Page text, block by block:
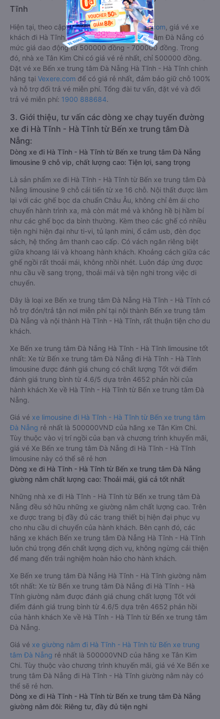
Tĩnh
Hiện tại, theo cập nhật mới nhất củaVexere.com , giá vé xe
khách đi Hà Tĩnh - Hà Tĩnh từ Bến xe trung tâm Đà Nẵng có
mức giá dao động từ 500000 đồng - 700000 đồng. Trong
đó, nhà xe Tân Kim Chi có giá vé rẻ nhất, chỉ 500000 đồng.
Đặt vé xe Bến xe trung tâm Đà Nẵng Hà Tĩnh - Hà Tĩnh chính
hãng tại Vexere.com để có giá rẻ nhất, đảm bảo giữ chỗ 100%
và hỗ trợ đổi trả vé miễn phí. Tổng đài tư vấn, đặt vé và đổi
trả vé miễn phí: 1900 888684.
3. Giới thiệu, tư vấn các dòng xe chạy tuyến đường
xe đi Hà Tĩnh - Hà Tĩnh từ Bến xe trung tâm Đà
Nẵng:
Dòng xe đi Hà Tĩnh - Hà Tĩnh từ Bến xe trung tâm Đà Nẵng
limousine 9 chỗ vip, chất lượng cao: Tiện lợi, sang trọng
Là sản phẩm xe đi Hà Tĩnh - Hà Tĩnh từ Bến xe trung tâm Đà
Nẵng limousine 9 chỗ cải tiến từ xe 16 chỗ. Nội thất được làm
lại với các ghế bọc da chuẩn Châu Âu, không chỉ êm ái cho
chuyến hành trình xa, mà còn mát mẻ và không hề bị hầm bí
như các ghế bọc da bình thường. Kèm theo các ghế có nhiều
tiện nghi hiện đại như ti-vi, tủ lạnh mini, ổ cắm usb, đèn đọc
sách, hệ thống âm thanh cao cấp. Có vách ngăn riêng biệt
giữa khoang lái và khoang hành khách. Khoảng cách giữa các
ghế ngồi rất thoải mái, không nhồi nhét. Luôn đáp ứng được
nhu cầu về sang trọng, thoải mái và tiện nghi trong việc di
chuyển.
Đây là loại xe Bến xe trung tâm Đà Nẵng Hà Tĩnh - Hà Tĩnh có
hỗ trợ đón/trả tận nơi miễn phí tại nội thành Bến xe trung tâm
Đà Nẵng và nội thành Hà Tĩnh - Hà Tĩnh, rất thuận tiện cho du
khách.
Xe Bến xe trung tâm Đà Nẵng Hà Tĩnh - Hà Tĩnh limousine tốt
nhất: Xe từ Bến xe trung tâm Đà Nẵng đi Hà Tĩnh - Hà Tĩnh
limousine được đánh giá chung có chất lượng Tốt với điểm
đánh giá trung bình từ 4.6/5 dựa trên 4652 phản hồi của
hành khách Xe về Hà Tĩnh - Hà Tĩnh từ Bến xe trung tâm Đà
Nẵng.
Giá vé xe limousine đi Hà Tĩnh - Hà Tĩnh từ Bến xe trung tâm
Đà Nẵng rẻ nhất là 500000VND của hãng xe Tân Kim Chi.
Tùy thuộc vào vị trí ngồi của bạn và chương trình khuyến mãi,
giá vé Xe Bến xe trung tâm Đà Nẵng đi Hà Tĩnh - Hà Tĩnh
limousine này có thể sẽ rẻ hơn
Dòng xe đi Hà Tĩnh - Hà Tĩnh từ Bến xe trung tâm Đà Nẵng
giường nằm chất lượng cao: Thoải mái, giá cả tốt nhất
Những nhà xe đi Hà Tĩnh - Hà Tĩnh từ Bến xe trung tâm Đà
Nẵng đều sở hữu những xe giường nằm chất lượng cao. Trên
xe được trang bị đầy đủ các trang thiết bị hiện đại phục vụ
cho nhu cầu di chuyển của hành khách. Bên cạnh đó, các
hãng xe khách Bến xe trung tâm Đà Nẵng Hà Tĩnh - Hà Tĩnh
luôn chú trọng đến chất lượng dịch vụ, không ngừng cải thiện
để mang đến trải nghiệm hoàn hảo cho hành khách.
Xe Bến xe trung tâm Đà Nẵng Hà Tĩnh - Hà Tĩnh giường nằm
tốt nhất: Xe từ Bến xe trung tâm Đà Nẵng đi Hà Tĩnh - Hà
Tĩnh giường nằm được đánh giá chung chất lượng Tốt với
điểm đánh giá trung bình từ 4.6/5 dựa trên 4652 phản hồi
của hành khách Xe về Hà Tĩnh - Hà Tĩnh từ Bến xe trung tâm
Đà Nẵng.
Giá vé xe giường nằm đi Hà Tĩnh - Hà Tĩnh từ Bến xe trung
tâm Đà Nẵng rẻ nhất là 500000VND của hãng xe Tân Kim
Chi. Tùy thuộc vào chương trình khuyến mãi, giá vé Xe Bến xe
trung tâm Đà Nẵng đi Hà Tĩnh - Hà Tĩnh giường nằm này có
thể sẽ rẻ hơn.
Dòng xe đi Hà Tĩnh - Hà Tĩnh từ Bến xe trung tâm Đà Nẵng
giường nằm đôi: Riêng tư, đầy đủ tiện nghi